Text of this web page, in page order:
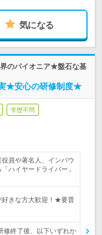
気になる
のパイオニア★盤石な基
★安心の研修制度★
学歴不問
役員や著名人、インバウ
ハイヤードライバー」
好きな方大歓迎！★要普
修終了後、以下いずれか